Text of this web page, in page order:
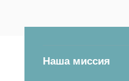
Наша миссия